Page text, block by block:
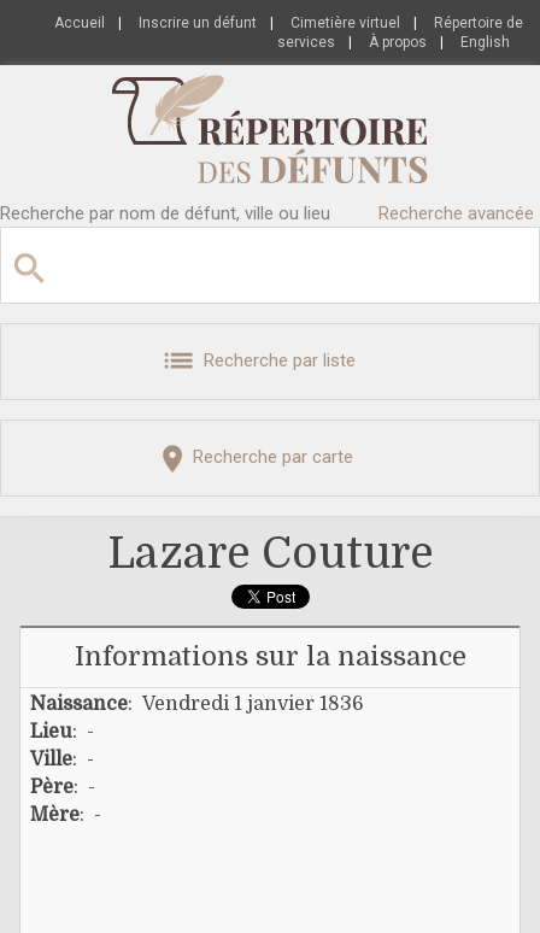
Accueil Inscrire un défunt Cimetière virtuel
Répertoire de
services
À propos English
Recherche par nom de défunt, ville ou lieu Recherche avancée
Recherche par liste
Recherche par carte
Lazare Couture
Informations sur la naissance
Naissance: Vendredi 1 janvier 1836
Lieu: -
Ville: -
Père: -
Mère: -